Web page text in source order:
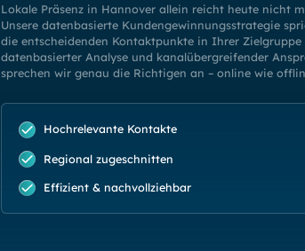
Lokale Präsenz in Hannover allein reicht heute nicht
Unsere datenbasierte Kundengewinnungsstrategie
die entscheidenden Kontaktpunkte in Ihrer Zielgruppe
datenbasierter Analyse und kanalübergreifender
sprechen wir genau die Richtigen an – online wie
Hochrelevante Kontakte
Regional zugeschnitten
Effizient & nachvollziehbar